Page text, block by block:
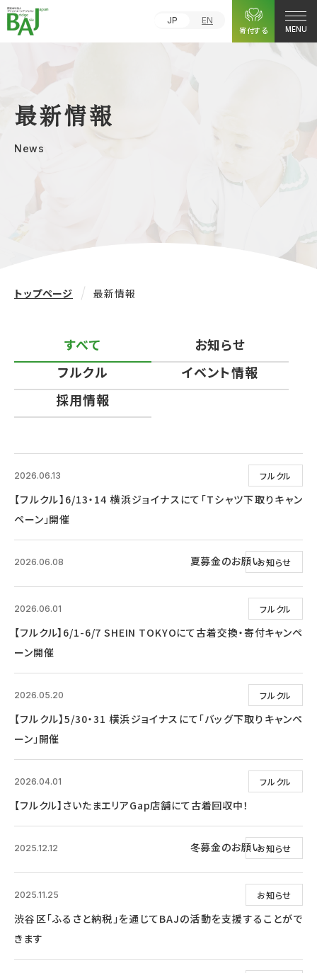
JP
EN
寄付する
MENU
最新情報
News
トップページ 最新情報
すべて
お知らせ
フルクル
イベント情報
採用情報
フルクル
2026.06.13
【フルクル】6/13・14 横浜ジョイナスにて「Tシャツ下取りキャン
ペーン」開催
お知らせ
2026.06.08 夏募金のお願い
フルクル
2026.06.01
【フルクル】6/1-6/7 SHEIN TOKYOにて古着交換・寄付キャンペ
ーン開催
フルクル
2026.05.20
【フルクル】5/30・31 横浜ジョイナスにて「バッグ下取りキャンペ
ーン」開催
フルクル
2026.04.01
【フルクル】さいたまエリアGap店舗にて古着回収中！
お知らせ
2025.12.12 冬募金のお願い
お知らせ
2025.11.25
渋谷区「ふるさと納税」を通じてBAJの活動を支援することがで
きます